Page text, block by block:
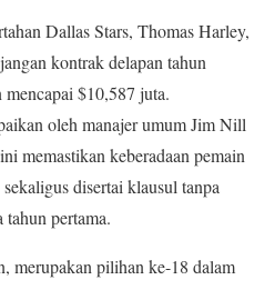
Dallas Stars, Thomas Harley,
kontrak delapan tahun
$10,587 juta.
oleh manajer umum Jim Nill
memastikan keberadaan pemain
disertai klausul tanpa
tahun pertama.
merupakan pilihan ke-18 dalam